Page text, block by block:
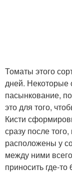
Томаты этого
дней. Некоторые
пасынкование,
это для того,
Кисти
сразу после
расположены у
между ними
приносить где-то